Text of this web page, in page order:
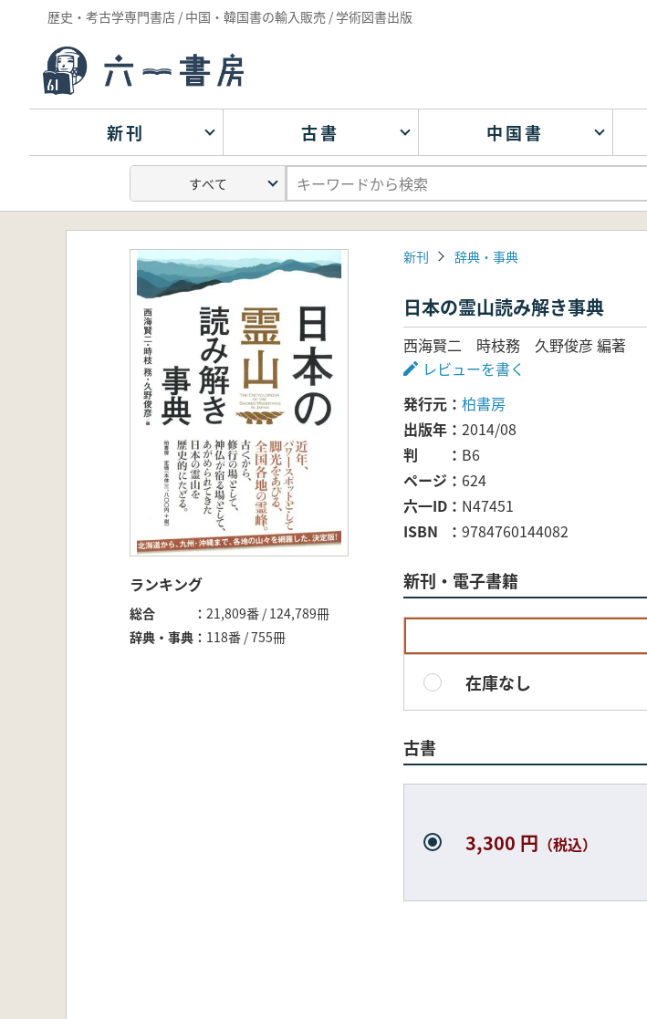
歴史・考古学専門書店 / 中国・韓国書の輸入販売 / 学術図書出版
新刊 古書 中国書
ランキング
総合
21,809番 / 124,789冊
辞典・事典
118番 / 755冊
新刊 辞典・事典
日本の霊山読み解き事典
西海賢二 時枝務 久野俊彦 編著
レビューを書く
発行元
柏書房
出版年
2014/08
判
B6
ページ
624
六一ID
N47451
ISBN
9784760144082
新刊・電子書籍
在庫なし
古書
3,300 円 （税込）